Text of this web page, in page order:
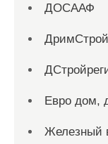
ДОСААФ
Евро дом,
Железный